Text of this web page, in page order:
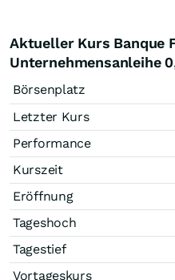
Aktueller Kurs Banque
Unternehmensanleihe
Börsenplatz
Letzter Kurs
Performance
Kurszeit
Eröffnung
Tageshoch
Tagestief
Vortageskurs